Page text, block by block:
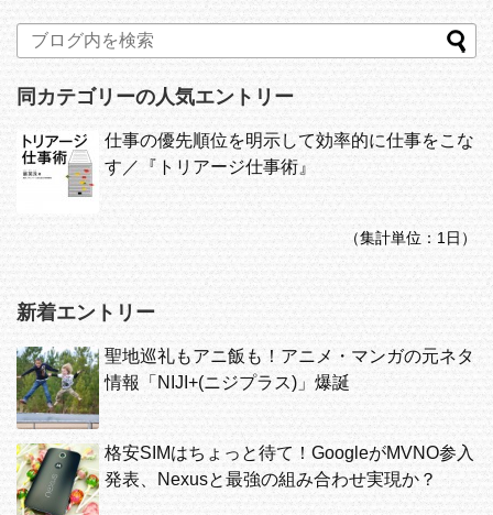
同カテゴリーの人気エントリー
仕事の優先順位を明示して効率的に仕事をこな
す／『トリアージ仕事術』
（集計単位：1日）
新着エントリー
聖地巡礼もアニ飯も！アニメ・マンガの元ネタ
情報「NIJI+(ニジプラス)」爆誕
格安SIMはちょっと待て！GoogleがMVNO参入
発表、Nexusと最強の組み合わせ実現か？